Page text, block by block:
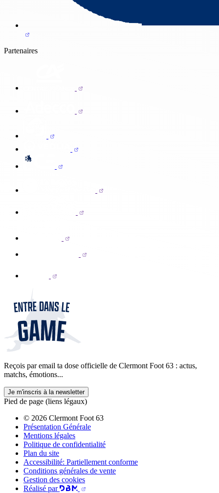
Partenaires
Reçois par email ta dose officielle de Clermont Foot 63 : actus,
matchs, émotions...
Je m'inscris à la newsletter
Pied de page (liens légaux)
© 2026 Clermont Foot 63
Présentation Générale
Mentions légales
Politique de confidentialité
Plan du site
Accessibilité: Partiellement conforme
Conditions générales de vente
Gestion des cookies
Réalisé par